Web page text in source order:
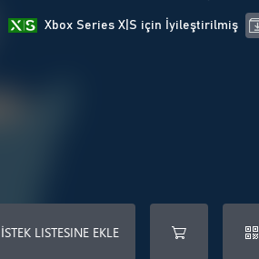
Xbox Series X|S için İyileştirilmiş
İSTEK LISTESINE EKLE